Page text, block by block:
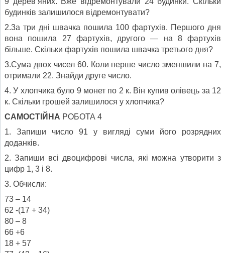
будинків залишилося відремонтувати?
2.3а три дні швачка пошила 100 фартухів. Першого дня
вона пошила 27 фартухів, другого — на 8 фартухів
більше. Скільки фартухів пошила швачка третього дня?
3.Сума двох чисел 60. Коли перше число зменшили на 7,
отримали 22. Знайди друге число.
4. У хлопчика було 9 монет по 2 к. Він купив олівець за 12
к. Скільки грошей залишилося у хлопчика?
САМОСТІЙНА РОБОТА 4
1. Запиши число 91 у вигляді суми його розрядних
доданків.
2. Запиши всі двоцифрові числа, які можна утворити з
цифр 1, 3 і 8.
3. Обчисли:
73 – 14
62 -(17 + 34)
80 – 8
66 +6
18 + 57